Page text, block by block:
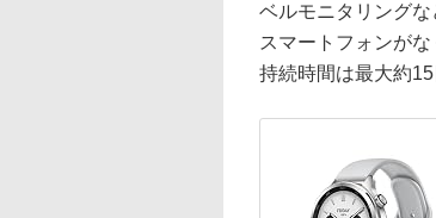
ベルモニタリングな
スマートフォンが
持続時間は最大約